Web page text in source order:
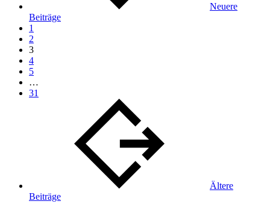
Neuere
Beiträge
1
2
3
4
5
…
31
Ältere
Beiträge